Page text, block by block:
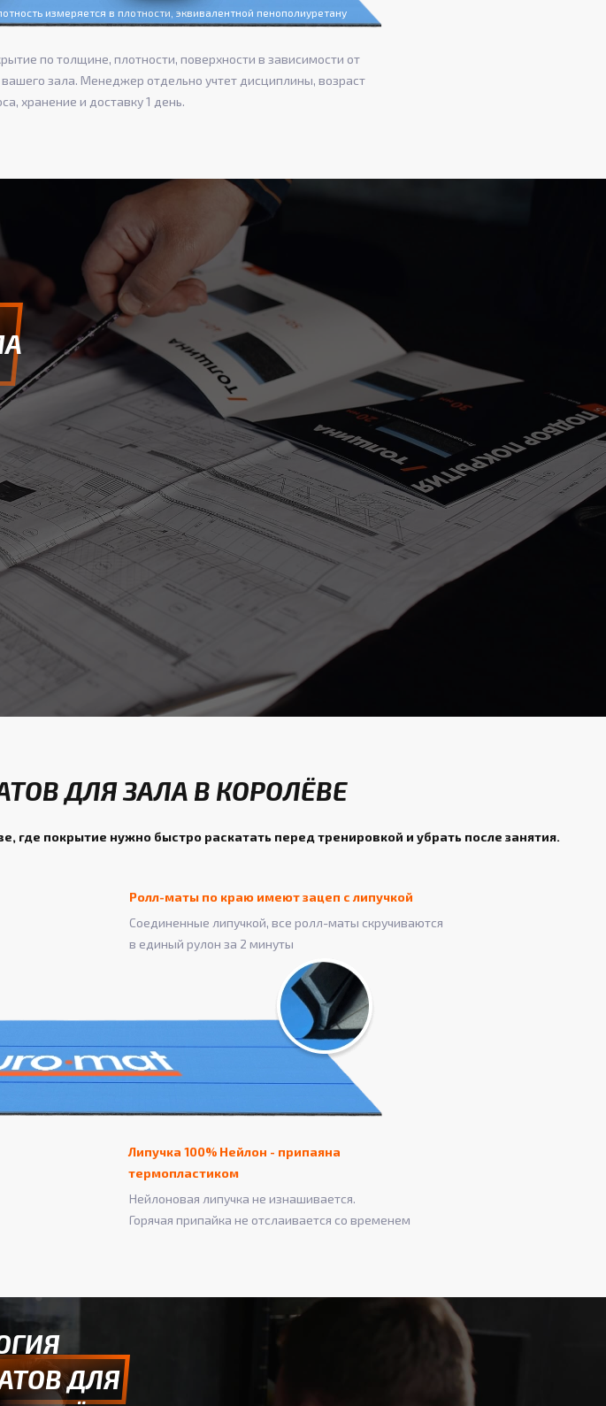
измеряется в плотности, эквивалентной пенополиуретану
по толщине, плотности, поверхности в зависимости от
зала. Менеджер отдельно учтет дисциплины, возраст
хранение и доставку 1 день.
ДЛЯ ЗАЛА В КОРОЛЁВЕ
где покрытие нужно быстро раскатать перед тренировкой и убрать после занятия.
Ролл-маты по краю имеют зацеп с липучкой
Соединенные липучкой, все ролл-маты скручиваются
в единый рулон за 2 минуты
Липучка 100% Нейлон - припаяна
термопластиком
Нейлоновая липучка не изнашивается.
Горячая припайка не отслаивается со временем
ДЛЯ